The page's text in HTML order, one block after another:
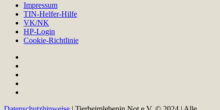
Impressum
TIN-Helfer-Hilfe
VK/NK
HP-Login
Cookie-Richtlinie